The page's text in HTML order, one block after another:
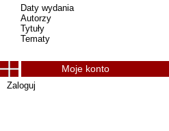
Daty wydania
Autorzy
Tytuły
Tematy
Moje konto
Zaloguj